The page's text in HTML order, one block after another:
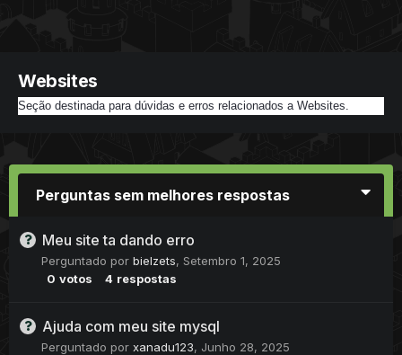
Websites
Seção destinada para dúvidas e erros relacionados a Websites.
Perguntas sem melhores respostas
Meu site ta dando erro
Perguntado por bielzets, Setembro 1, 2025
0 votos 4 respostas
Ajuda com meu site mysql
Perguntado por xanadu123, Junho 28, 2025